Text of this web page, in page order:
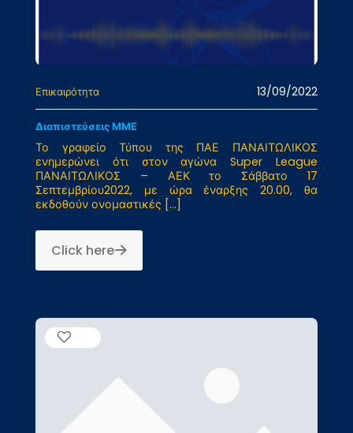
Επικαιρότητα 13/09/2022
Διαπιστεύσεις ΜΜΕ
Το γραφείο Τύπου της ΠΑΕ ΠΑΝΑΙΤΩΛΙΚΟΣ
ενημερώνει ότι στον αγώνα Super League
ΠΑΝΑΙΤΩΛΙΚΟΣ – ΑΕΚ το Σάββατο 17
Σεπτεμβρίου2022, με ώρα έναρξης 20.00, θα
εκδοθούν ονομαστικές […]
Click here